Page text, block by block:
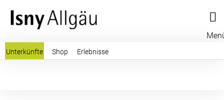
Unterkünfte Shop Erlebnisse